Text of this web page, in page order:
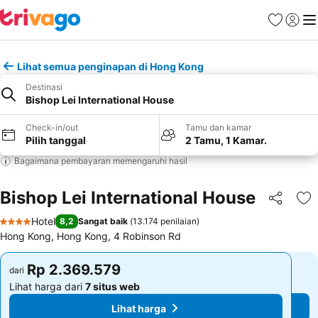
FavoritLogin
Lihat semua penginapan di Hong Kong
Destinasi
Bishop Lei International House
Check-in/out
Pilih tanggal
Tamu dan kamar
2 Tamu, 1 Kamar.
Bagaimana pembayaran memengaruhi hasil
Bishop Lei International House Bagikan
4 Bintang
Hotel 8,2 Sangat baik (13.174 penilaian)
Hong Kong, Hong Kong, 4 Robinson Rd
dari Rp 2.369.579
Lihat harga dari 7 situs web
Lihat harga
dari Rp 2.369.579
Lihat harga dari 7 situs web
Lihat harga